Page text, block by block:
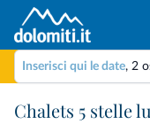
Inserisci qui le date, 2
Chalets 5 stelle